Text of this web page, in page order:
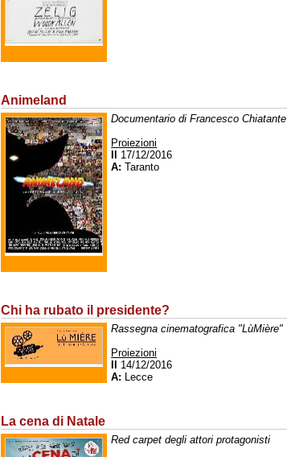
Animeland
Documentario di Francesco Chiatante
Proiezioni
17/12/2016
A: Taranto
Chi ha rubato il presidente?
Rassegna cinematografica "LùMière"
Proiezioni
14/12/2016
A: Lecce
La cena di Natale
Red carpet degli attori protagonisti